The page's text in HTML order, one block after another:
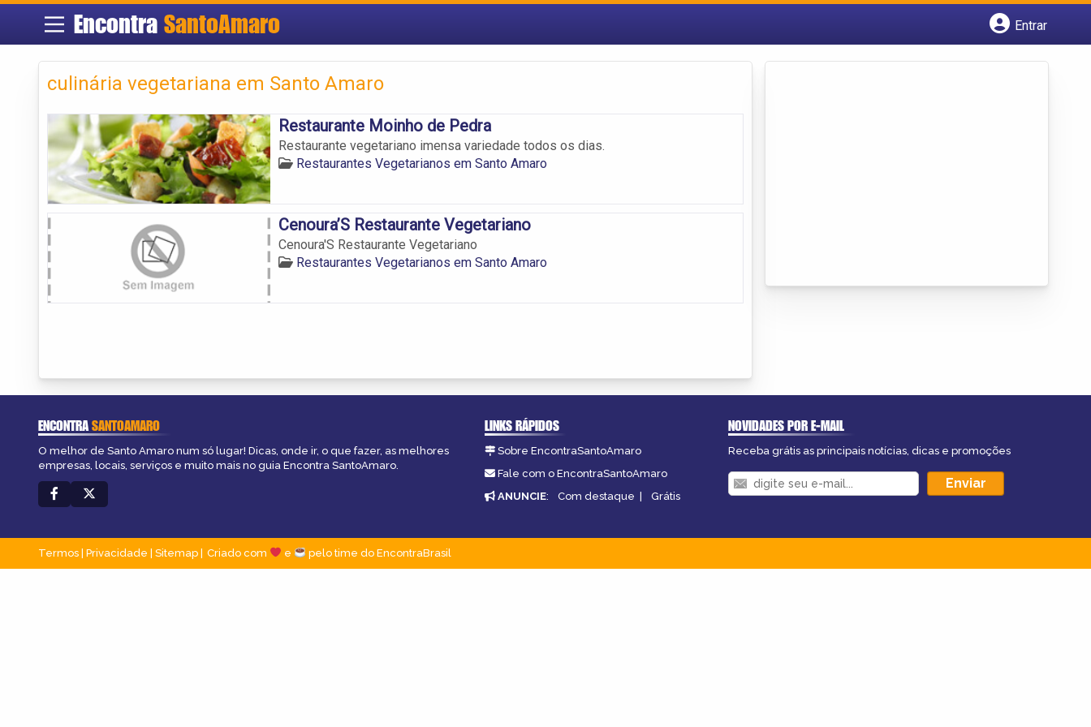
Encontra SantoAmaro
Entrar
culinária vegetariana em Santo Amaro
Restaurante Moinho de Pedra
Restaurante vegetariano imensa variedade todos os dias.
Restaurantes Vegetarianos em Santo Amaro
Cenoura’S Restaurante Vegetariano
Cenoura'S Restaurante Vegetariano
Restaurantes Vegetarianos em Santo Amaro
ENCONTRASANTOAMARO
O melhor de Santo Amaro num só lugar! Dicas, onde ir, o que fazer, as melhores
empresas, locais, serviços e muito mais no guia Encontra SantoAmaro.
LINKS RÁPIDOS
Sobre EncontraSantoAmaro
Fale com o EncontraSantoAmaro
ANUNCIE: Com destaque | Grátis
NOVIDADES POR E-MAIL
Receba grátis as principais notícias, dicas e promoções
Termos Privacidade Sitemap Criado com e pelo time do EncontraBrasil